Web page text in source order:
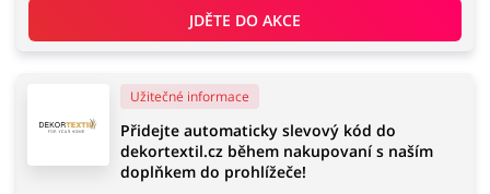
JDĚTE DO AKCE
Užitečné informace
Přidejte automaticky slevový kód do
dekortextil.cz během nakupovaní s naším
doplňkem do prohlížeče!